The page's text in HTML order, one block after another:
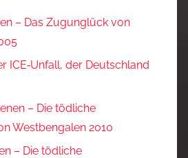
– Das Zugunglück von
ICE‑Unfall, der Deutschland
– Die tödliche
Westbengalen 2010
– Die tödliche